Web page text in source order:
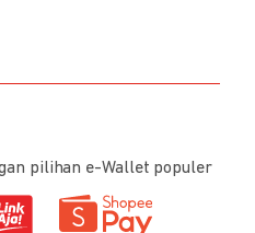
pilihan e-Wallet populer